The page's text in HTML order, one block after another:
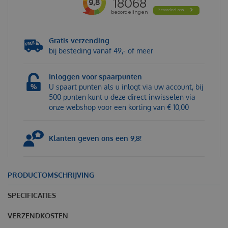
Gratis verzending
bij besteding vanaf 49,- of meer
Inloggen voor spaarpunten
U spaart punten als u inlogt via uw account, bij
500 punten kunt u deze direct inwisselen via
onze webshop voor een korting van € 10,00
Klanten geven ons een 9,8!
PRODUCTOMSCHRIJVING
SPECIFICATIES
VERZENDKOSTEN